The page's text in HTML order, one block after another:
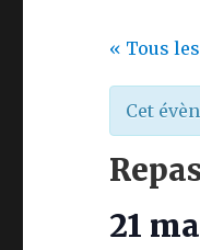
« Tous
Cet
21